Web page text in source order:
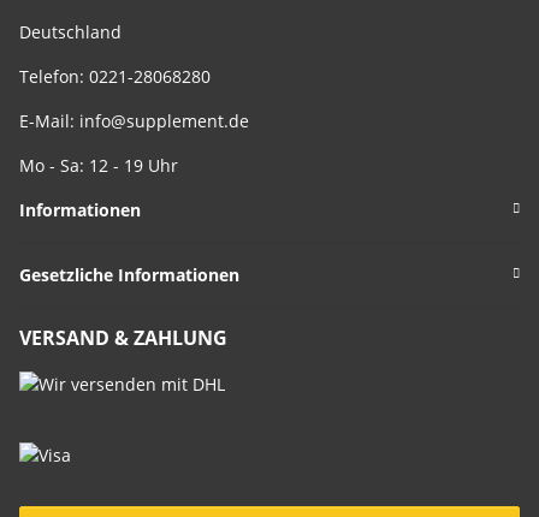
Deutschland
Telefon: 0221-28068280
E-Mail: info@supplement.de
Mo - Sa: 12 - 19 Uhr
Informationen
Gesetzliche Informationen
VERSAND & ZAHLUNG